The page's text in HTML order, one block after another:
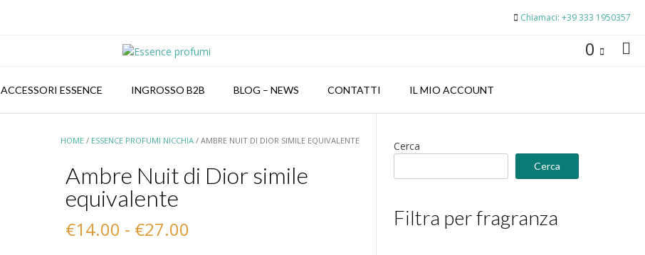
Chiamaci: +39 333 1950357
0
ACCESSORI ESSENCE INGROSSO B2B BLOG – NEWS CONTATTI IL MIO ACCOUNT
HOME / ESSENCE PROFUMI NICCHIA / AMBRE NUIT DI DIOR SIMILE EQUIVALENTE
Ambre Nuit di Dior simile
equivalente
€14.00 - €27.00
Cerca
Cerca
Filtra per fragranza